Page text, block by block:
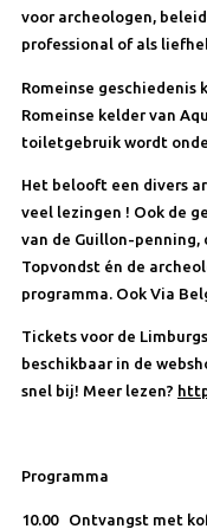
voor archeologen,
professional of als
Romeinse geschiedenis
Romeinse kelder van
toiletgebruik wordt
Het belooft een divers
veel lezingen ! Ook de
van de Guillon-penning,
Topvondst én de
programma. Ook Via
Tickets voor de
beschikbaar in de
snel bij! Meer lezen?
Programma
10.00 Ontvangst met